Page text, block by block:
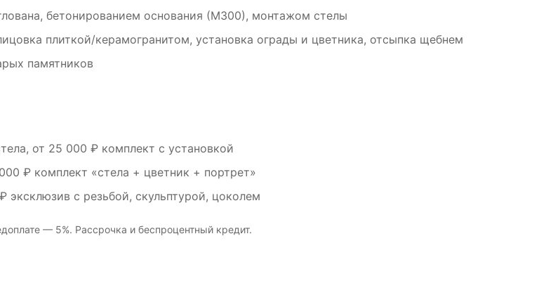
бетонированием основания (М300), монтажом стелы
плиткой/керамогранитом, установка ограды и цветника, отсыпка щебнем
памятников
от 25 000 ₽ комплект с установкой
₽ комплект «стела + цветник + портрет»
эксклюзив с резьбой, скульптурой, цоколем
— 5%. Рассрочка и беспроцентный кредит.